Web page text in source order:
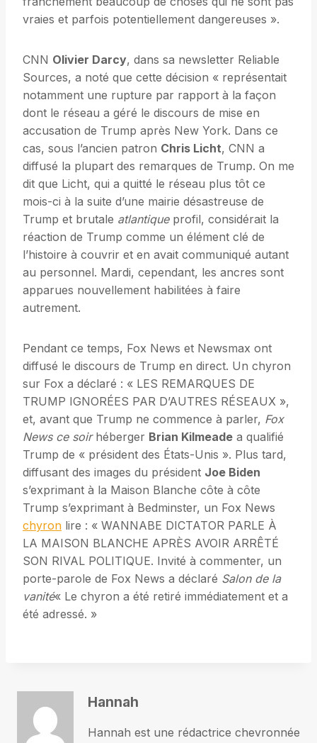
vraies et parfois potentiellement dangereuses ».
CNN Olivier Darcy, dans sa newsletter Reliable
Sources, a noté que cette décision « représentait
notamment une rupture par rapport à la façon
dont le réseau a géré le discours de mise en
accusation de Trump après New York. Dans ce
cas, sous l’ancien patron Chris Licht, CNN a
diffusé la plupart des remarques de Trump. On me
dit que Licht, qui a quitté le réseau plus tôt ce
mois-ci à la suite d’une mairie désastreuse de
Trump et brutale atlantiqueprofil, considérait la
réaction de Trump comme un élément clé de
l’histoire à couvrir et en avait communiqué autant
au personnel. Mardi, cependant, les ancres sont
apparues nouvellement habilitées à faire
autrement.
Pendant ce temps, Fox News et Newsmax ont
diffusé le discours de Trump en direct. Un chyron
sur Fox a déclaré : « LES REMARQUES DE
TRUMP IGNORÉES PAR D’AUTRES RÉSEAUX »,
et, avant que Trump ne commence à parler, Fox
News ce soirhéberger Brian Kilmeade a qualifié
Trump de « président des États-Unis ». Plus tard,
diffusant des images du président Joe Biden
s’exprimant à la Maison Blanche côte à côte
Trump s’exprimant à Bedminster, un Fox News
chyron lire : « WANNABE DICTATOR PARLE À
LA MAISON BLANCHE APRÈS AVOIR ARRÊTÉ
SON RIVAL POLITIQUE. Invité à commenter, un
porte-parole de Fox News a déclaré Salon de la
vanité« Le chyron a été retiré immédiatement et a
été adressé. »
Hannah
Hannah est une rédactrice chevronnée